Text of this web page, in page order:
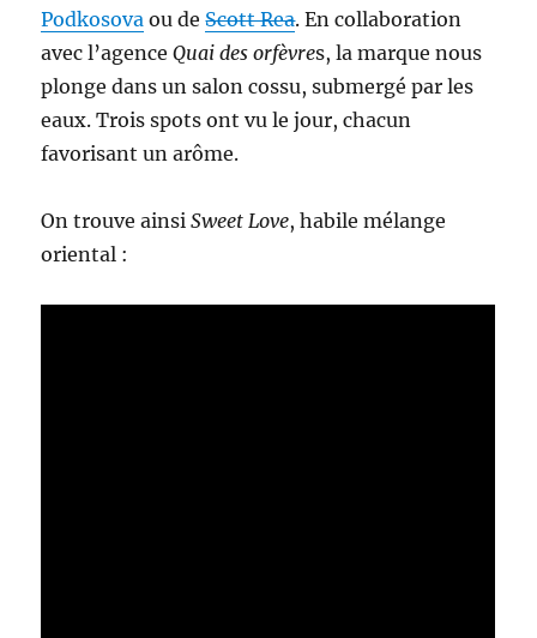
Podkosova ou deScott Rea. En collaboration
avec l’agenceQuai des orfèvres, la marque nous
plonge dans un salon cossu, submergé par les
eaux. Trois spots ont vu le jour, chacun
favorisant un arôme.
On trouve ainsi Sweet Love, habile mélange
oriental :